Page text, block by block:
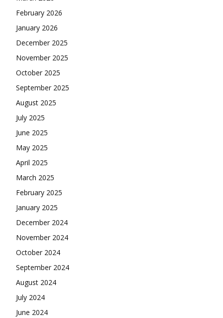
February 2026
January 2026
December 2025
November 2025
October 2025
September 2025
August 2025
July 2025
June 2025
May 2025
April 2025
March 2025
February 2025
January 2025
December 2024
November 2024
October 2024
September 2024
August 2024
July 2024
June 2024